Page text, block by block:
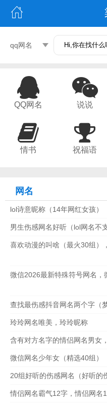
qq网名
QQ网名 说说
情书 祝福语
网名
lol诗意昵称（14年网红女孩）
男生伤感网名好听（lol网名不
喜欢动漫的叫啥（最火30组）
微信2026最新特殊符号网名，
查找最伤感抖音网名两个字（
玲玲网名唯美，玲玲昵称
含有对方名字的情侣网名男女
微信网名少年女（精选40组）
20组好听的伤感网名（好听的
情侣网名霸气12字，情侣网名